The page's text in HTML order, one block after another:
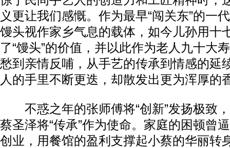
义更让我们感慨。作为最早“闯关东”的一
馒头视作家乡气息的载体，如今儿孙用十
了“馒头”的价值，并以此作为老人九十大
愁到亲情反哺，从手艺的传承到情感的延
人的手里不断更迭，却散发出更为浑厚的
不惑之年的张师傅将“创新”发扬极致
蔡圣泽将“传承”作为使命。家庭的困顿曾
创业，用餐馆的盈利支撑起小蔡的华丽转